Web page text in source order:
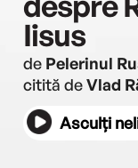
Iisus
de Pelerinul
citită deVlad
Asculți